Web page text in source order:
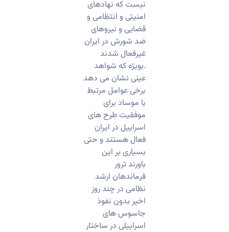
نیست که نهادهای
امنیتی و انتظامی و
قضایی و نیروهای
ضد شورش در ایران
غیرفعال شدند
.بویژه که شواهد
عینی نشان می دهد
برخی عوامل مرتبط
با موساد برای
موفقیت طرح های
اسراییل در ایران
فعال هستند و حتی
بسیاری بر این
باورند ترور
فرماندهان ارشد
نظامی در چند روز
اخیر بدون نفوذ
جاسوس های
اسراییلی در ساختار